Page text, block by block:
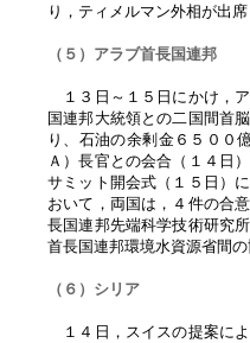
り，ティメルマン外相が出席
（５）アラブ首長国連邦
１３日～１５日にかけ，
国連邦大統領との二国間首
り、石油の余剰金６５００
Ａ）長官との会合（１４日
サミット開会式（１５日）
おいて，両国は，４件の合
長国連邦先端科学技術研究
首長国連邦環境水資源省間
（６）シリア
１４日，スイスの提案に